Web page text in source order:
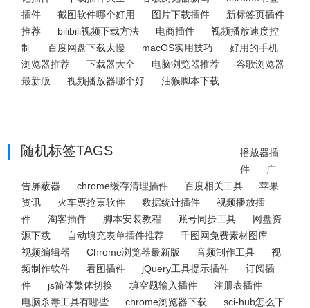
插件
截图软件哪个好用 图片下载插件
新标签页插件
推荐
bilibili视频下载方法 电商插件
视频播放速度控
制
百度网盘下载太慢 macOS实用技巧
好用的手机
浏览器推荐
下载器大全 电脑浏览器推荐
谷歌浏览器
最新版
视频播放器哪个好 油猴脚本下载
随机标签TAGS
播放器插
件
广
告屏蔽器
chrome缓存清理插件 百度相关工具
苹果
资讯
火车票抢票软件 数据统计插件
视频播放插
件
淘客插件 脚本安装教程 账号同步工具
网盘资
源下载
自动填充表单插件推荐
千图网免费素材图库
视频编辑器
Chrome浏览器最新版 音频制作工具
视
频制作软件
看图插件 jQuery工具提示插件
订阅插
件
js简体繁体切换 填空题输入插件
注册表插件
电脑杀毒工具有哪些
chrome浏览器下载
sci-hub怎么下